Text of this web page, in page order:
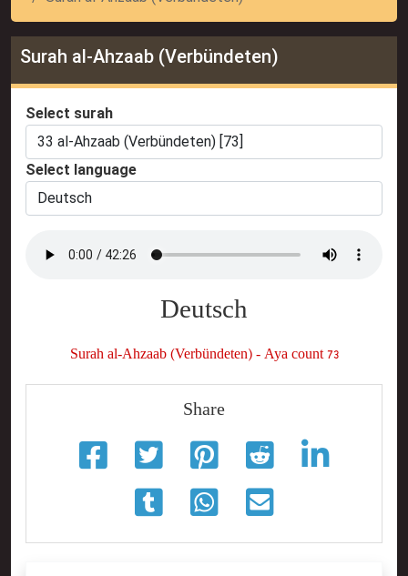
Surah al-Ahzaab (Verbündeten)
Select surah
Select language
Deutsch
Surah al-Ahzaab (Verbündeten) - Aya count 73
Share